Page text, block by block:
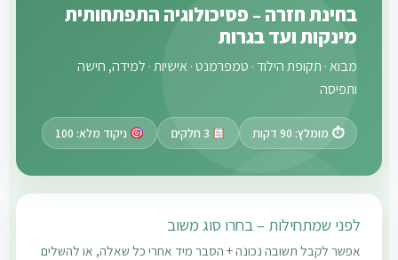
בחינת חזרה – פסיכולוגיה התפתחותית
מינקות ועד בגרות
מבוא · תקופת הילוד · טמפרמנט · אישיות · למידה, חישה
ותפיסה
⏱ מומלץ: 90 דקות ניקוד מלא: 100
לפני שמתחילות – בחרו סוג משוב
אפשר לקבל תשובה נכונה + הסבר מיד אחרי כל שאלה, או להשלים